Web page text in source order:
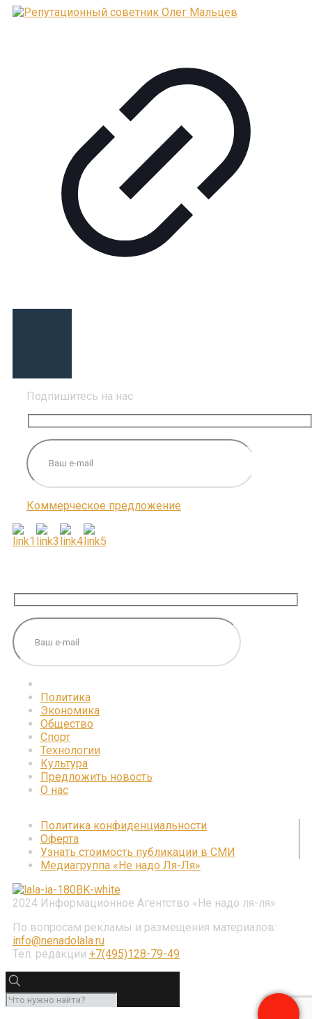
Подпишитесь на нас
Коммерческое предложение
Политика
Экономика
Общество
Спорт
Технологии
Культура
Предложить новость
О нас
2024 Информационное Агентство «Не надо ля-ля»
По вопросам рекламы и размещения материалов:
info@nenadolala.ru
Тел. редакции +7(495)128-79-49
Политика конфиденциальности
Оферта
Узнать стоимость публикации в СМИ
Медиагруппа «Не надо Ля-Ля»